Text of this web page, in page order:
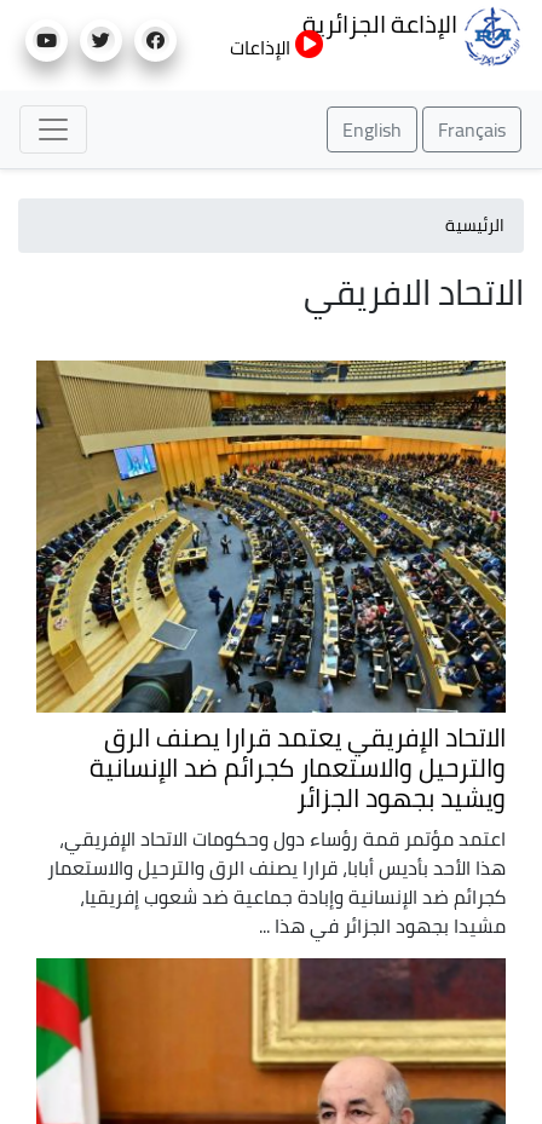
إلى
الإذاعة الجزائرية
الإذاعات
Français
English
الرئيسية
الاتحاد الافريقي
الاتحاد الإفريقي يعتمد قرارا يصنف الرق
والترحيل والاستعمار كجرائم ضد الإنسانية
ويشيد بجهود الجزائر
اعتمد مؤتمر قمة رؤساء دول وحكومات الاتحاد الإفريقي،
هذا الأحد بأديس أبابا، قرارا يصنف الرق والترحيل والاستعمار
كجرائم ضد الإنسانية وإبادة جماعية ضد شعوب إفريقيا،
مشيدا بجهود الجزائر في هذا ...